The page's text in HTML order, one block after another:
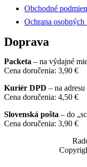
Obchodné
Ochrana osobných
Doprava
Packeta – na výdajné
Cena doručenia: 3,90 €
Kuriér DPD – na adresu
Cena doručenia: 4,50 €
Slovenská pošta – do
Cena doručenia: 3,90 €